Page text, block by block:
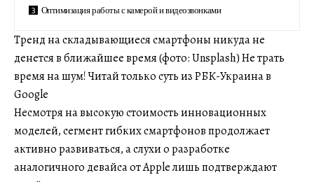
Оптимизация работы с камерой и видеозвонками
Тренд на складывающиеся смартфоны никуда не
денется в ближайшее время (фото: Unsplash) Не трать
время на шум! Читай только суть из РБК-Украина в
Google
Несмотря на высокую стоимость инновационных
моделей, сегмент гибких смартфонов продолжает
активно развиваться, а слухи о разработке
аналогичного девайса от Apple лишь подтверждают